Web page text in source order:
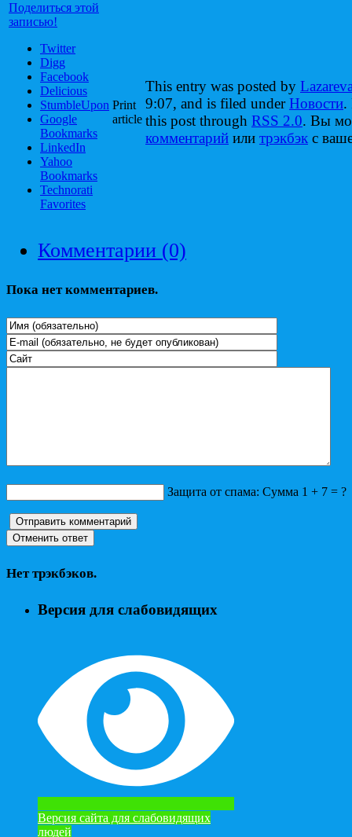
Поделиться этой
записью!
Twitter
Digg
Facebook
Delicious
StumbleUpon
Google
Bookmarks
LinkedIn
Yahoo
Bookmarks
Technorati
Favorites
Print
article
This entry was posted by
9:07, and is filed underНовости.
this post through RSS 2.0. Вы
комментарий или трэкбэк с
Комментарии (0)
Пока нет комментариев.
Защита от спама: Сумма 1 + 7 = ?
Нет трэкбэков.
Версия для слабовидящих
Версия сайта для слабовидящих
людей